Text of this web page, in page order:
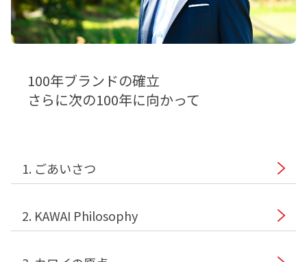
100年ブランドの確立
さらに次の100年に向かって
1. ごあいさつ
2. KAWAI Philosophy